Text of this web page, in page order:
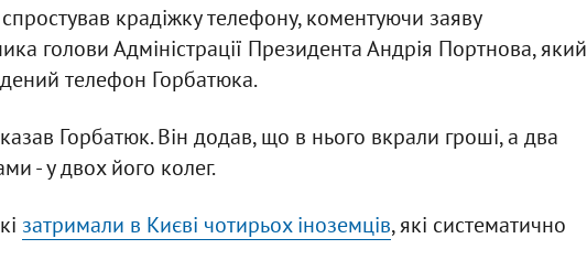
крадіжку телефону, коментуючи заяву
голови Адміністрації Президента Андрія Портнова, який
телефон Горбатюка.
Горбатюк. Він додав, що в нього вкрали гроші, а два
- у двох його колег.
затримали в Києві чотирьох іноземців, які систематично